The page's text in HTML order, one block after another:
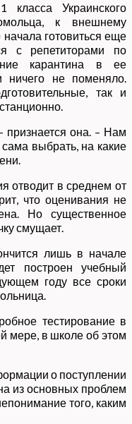
класса Украинского
к внешнему
готовиться еще
с репетиторами по
карантина в ее
ничего не поменяло.
так и
признается она. – Нам
выбрать, на какие
отводит в среднем от
что оценивания не
Но существенное
смущает.
лишь в начале
построен учебный
году все сроки
тестирование в
мере, в школе об этом
о поступлении
из основных проблем
того, каким